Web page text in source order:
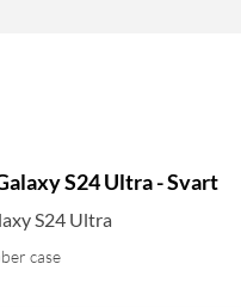
S24 Ultra - Svart
S24 Ultra
case